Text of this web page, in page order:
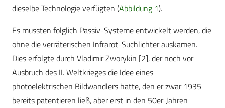
dieselbe Technologie verfügten (Abbildung 1).
Es mussten folglich Passiv-Systeme entwickelt werden, die
ohne die verräterischen Infrarot-Suchlichter auskamen.
Dies erfolgte durch Vladimir Zworykin [2], der noch vor
Ausbruch des II. Weltkrieges die Idee eines
photoelektrischen Bildwandlers hatte, den er zwar 1935
bereits patentieren ließ, aber erst in den 50er-Jahren